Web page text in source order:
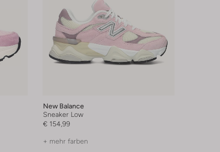
New Balance
Sneaker Low
€ 154,99
+ mehr farben